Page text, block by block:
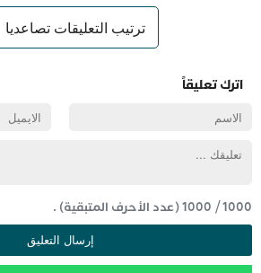
اترك تعليقاً
1000
/
1000(عدد الأحرف المتبقية) .